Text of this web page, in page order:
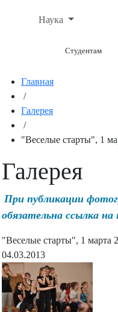
Наука
Студентам
Главная
/
Галерея
/
"Веселые старты", 1
Галерея
При публикации
обязательна ссылка
"Веселые старты", 1 марта
04.03.2013